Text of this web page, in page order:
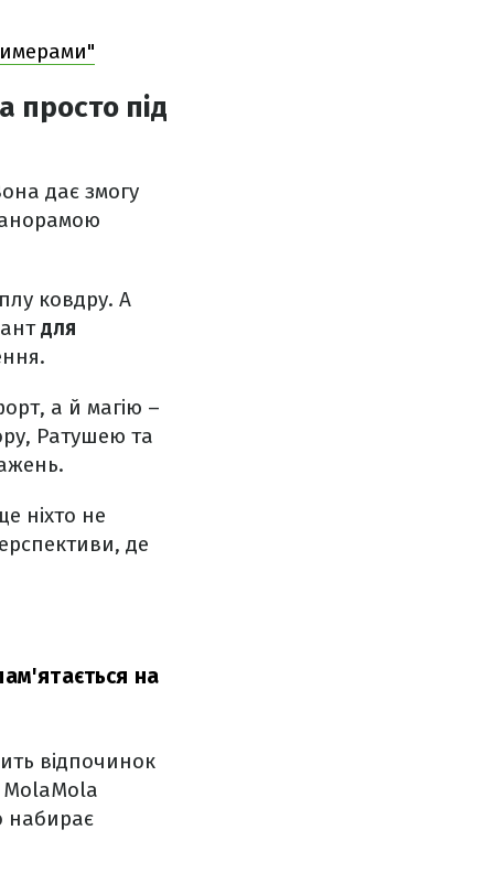
просто під
дає змогу
ковдру. А
для
а й магію –
Ратушею та
ніхто не
де
на
відпочинок
MolaMola
набирає